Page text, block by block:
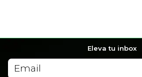
Eleva tu inbox